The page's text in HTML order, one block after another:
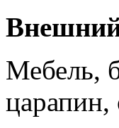
Мебель,
царапин,